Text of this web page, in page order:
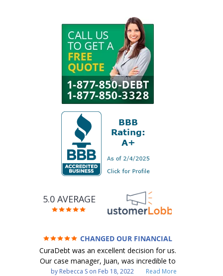
5.0 AVERAGE
CHANGED OUR FINANCIAL
FUTURE (credit 200 Points / 90 K in debt
GONE)
CuraDebt was an excellent decision for us.
Our case manager, Juan, was incredible to
work with. He and Julio were there every
by Rebecca S on Feb 18, 2022 Read More